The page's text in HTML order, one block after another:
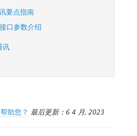
要点指南
口参数介绍
讯
助您？ 最后更新：6 4 月, 2023